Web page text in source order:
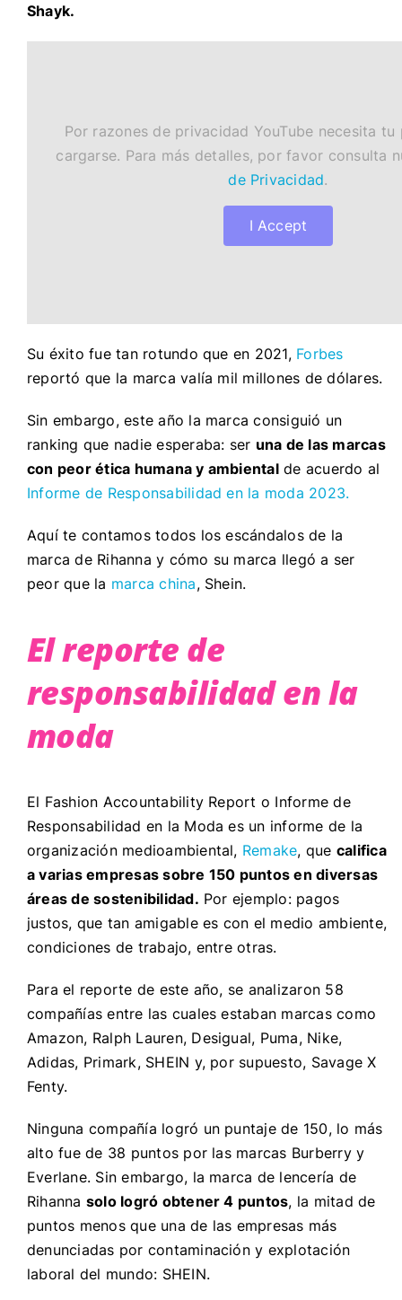
Shayk.
Por razones de privacidad YouTube necesita tu
cargarse. Para más detalles, por favor consulta
de Privacidad.
I Accept
Su éxito fue tan rotundo que en 2021, Forbes
reportó que la marca valía mil millones de dólares.
Sin embargo, este año la marca consiguió un
ranking que nadie esperaba: ser una de las marcas
con peor ética humana y ambientalde acuerdo al
Informe de Responsabilidad en la moda 2023.
Aquí te contamos todos los escándalos de la
marca de Rihanna y cómo su marca llegó a ser
peor que la marca china, Shein.
El reporte de
responsabilidad en la
moda
El Fashion Accountability Report o Informe de
Responsabilidad en la Moda es un informe de la
organización medioambiental, Remake, que califica
a varias empresas sobre 150 puntos en diversas
áreas de sostenibilidad. Por ejemplo: pagos
justos, que tan amigable es con el medio ambiente,
condiciones de trabajo, entre otras.
Para el reporte de este año, se analizaron 58
compañías entre las cuales estaban marcas como
Amazon, Ralph Lauren, Desigual, Puma, Nike,
Adidas, Primark, SHEIN y, por supuesto, Savage X
Fenty.
Ninguna compañía logró un puntaje de 150, lo más
alto fue de 38 puntos por las marcas Burberry y
Everlane. Sin embargo, la marca de lencería de
Rihanna solo logró obtener 4 puntos, la mitad de
puntos menos que una de las empresas más
denunciadas por contaminación y explotación
laboral del mundo: SHEIN.